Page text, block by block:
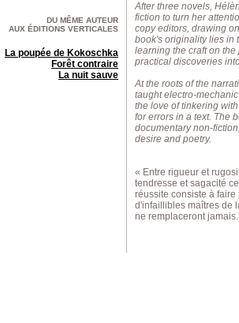
DU MÊME AUTEUR
AUX ÉDITIONS VERTICALES
La poupée de Kokoschka
Forêt contraire
La nuit sauve
After three novels,
fiction to turn her
copy editors, drawing
book's originality lies in
learning the craft on
practical discoveries
At the roots of the
taught electro-
the love of tinkering
for errors in a text. The
documentary non-
desire and poetry.
« Entre rigueur et
tendresse et sagacité
réussite consiste à
d'infaillibles maîtres de
ne remplaceront